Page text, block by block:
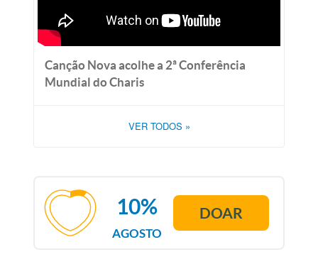
Canção Nova acolhe a 2ª Conferência
Mundial do Charis
VER TODOS »
AGOSTO
10% DOAR